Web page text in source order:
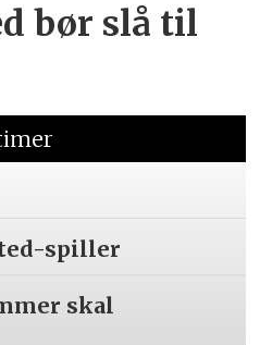
bør slå til
spiller
skal